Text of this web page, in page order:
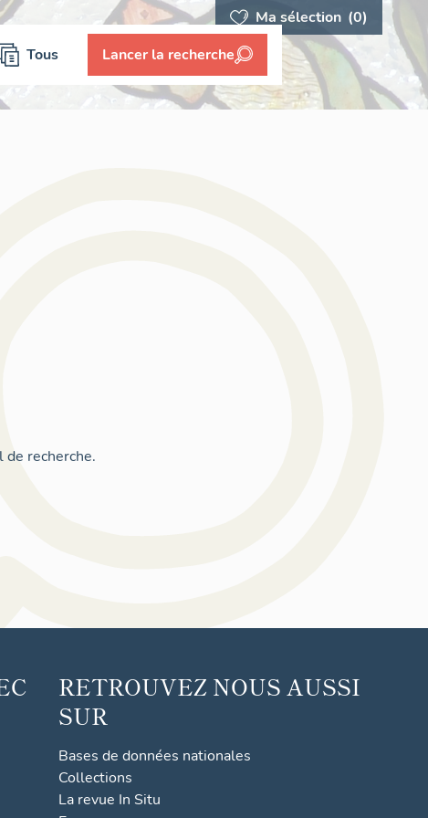
Ma sélection (0)
Tous Lancer la recherche
recherche.
RETROUVEZ NOUS AUSSI
SUR
Bases de données nationales
Collections
La revue In Situ